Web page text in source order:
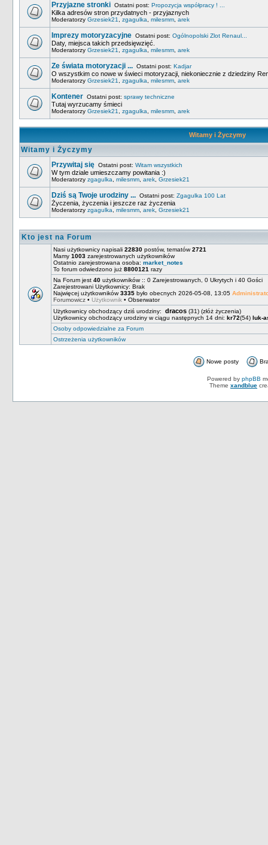
Przyjazne stronki Ostatni post: Propozycja współpracy ! ...
Kilka adresów stron przydatnych - przyjaznych
Moderatorzy Grzesiek21 zgagulka milesmm arek
Imprezy motoryzacyjne Ostatni post: Ogólnopolski Zlot Renaul...
Daty, miejsca takich przedsięwzięć.
Moderatorzy Grzesiek21 zgagulka milesmm arek
Ze świata motoryzacji ... Ostatni post: Kadjar
O wszystkim co nowe w świeci motoryzacji, niekoniecznie z dziedziny
Moderatorzy Grzesiek21 zgagulka milesmm arek
Kontener Ostatni post: sprawy techniczne
Tutaj wyrzucamy śmieci
Moderatorzy Grzesiek21 zgagulka milesmm arek
Witamy i Życzymy
Witamy i Życzymy
Przywitaj się Ostatni post: Witam wszystkich
W tym dziale umieszczamy powitania :)
Moderatorzy zgagulka milesmm arek Grzesiek21
Dziś są Twoje urodziny ... Ostatni post: Zgagulka 100 Lat
Życzenia, życzenia i jeszcze raz życzenia
Moderatorzy zgagulka milesmm arek Grzesiek21
Kto jest na Forum
Nasi użytkownicy napisali 22830 postów, tematów2721
Mamy 1003 zarejestrowanych użytkowników
Ostatnio zarejestrowana osoba: market_notes
To forum odwiedzono już 8800121 razy
Na Forum jest 40 użytkowników :: 0 Zarejestrowanych, 0 Ukrytych i 40 Gości
Zarejestrowani Użytkownicy: Brak
Najwięcej użytkowników3335 było obecnych 2026-05-08, 13:05
Forumowicz • Użytkownik • Obserwator
Użytkownicy obchodzący dziś urodziny: dracos (31) (złóż życzenia)
Użytkownicy obchodzący urodziny w ciągu następnych 14 dni: kr72(54) luk-
Osoby odpowiedzialne za Forum
Ostrzeżenia użytkowników
Nowe posty
Powered by phpBB
Theme xandblue